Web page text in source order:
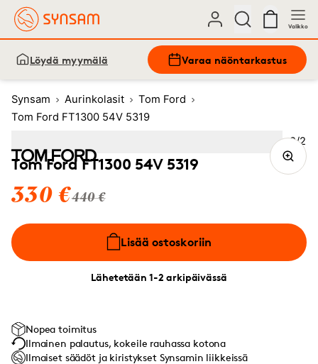
Valikko
Löydä myymälä Varaa näöntarkastus
Synsam Aurinkolasit
Tom Ford
Tom Ford FT1300 54V 5319
Tom Ford FT1300 54V 5319
330 €440 €
Lisää ostoskoriin
Lähetetään 1-2 arkipäivässä
Nopea toimitus
Ilmainen palautus, kokeile rauhassa kotona
Ilmaiset säädöt ja kiristykset Synsamin liikkeissä
Kuva
2/2
Image (Current image)